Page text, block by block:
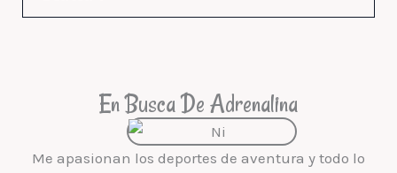
En Busca De Adrenalina
Me apasionan los deportes de aventura y todo lo